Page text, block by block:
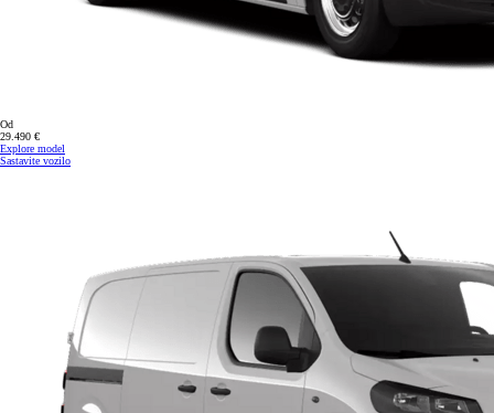
Od
29.490 €
Explore model
Sastavite vozilo